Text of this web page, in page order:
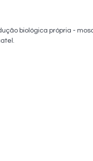
biológica própria -